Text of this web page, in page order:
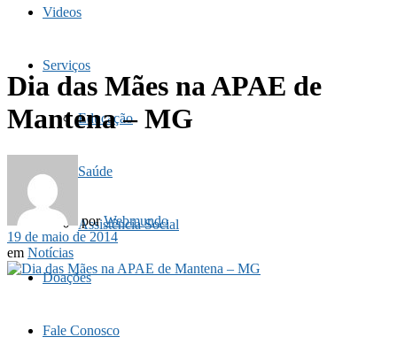
Videos
Serviços
Educação
Saúde
Assistência Social
Doações
Fale Conosco
Dia das Mães na APAE de
Mantena – MG
por Webmundo
19 de maio de 2014
em Notícias